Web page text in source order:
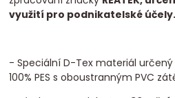
využití pro podnikatelské účely.
- Speciální D-Tex materiál
100% PES s oboustranným PVC